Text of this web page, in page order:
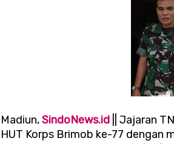
Madiun,SindoNews.id || Jajaran
HUT Korps Brimob ke-77 dengan